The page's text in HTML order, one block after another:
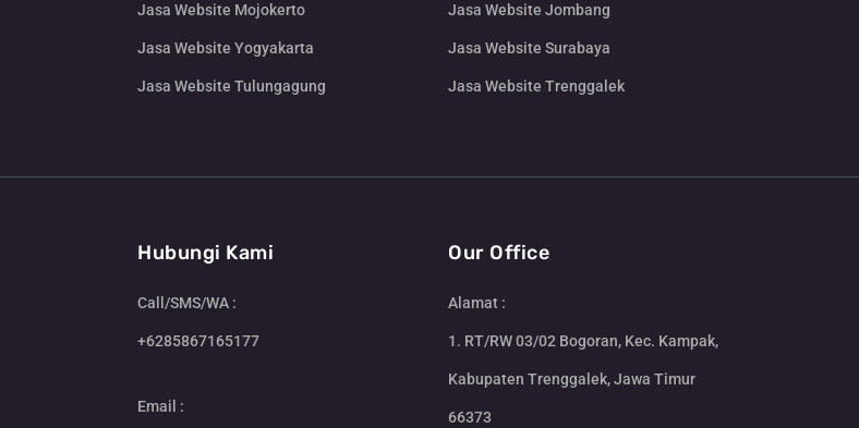
Jasa Website Mojokerto
Jasa Website Yogyakarta
Jasa Website Tulungagung
Jasa Website Jombang
Jasa Website Surabaya
Jasa Website Trenggalek
Hubungi Kami
Call/SMS/WA :
+6285867165177
Email :
Our Office
Alamat :
1. RT/RW 03/02 Bogoran, Kec. Kampak,
Kabupaten Trenggalek, Jawa Timur
66373